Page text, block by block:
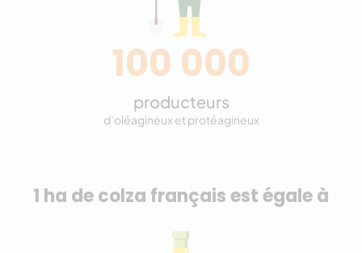
100 000
producteurs
d’oléagineux et protéagineux
1 ha de colza français est égale à